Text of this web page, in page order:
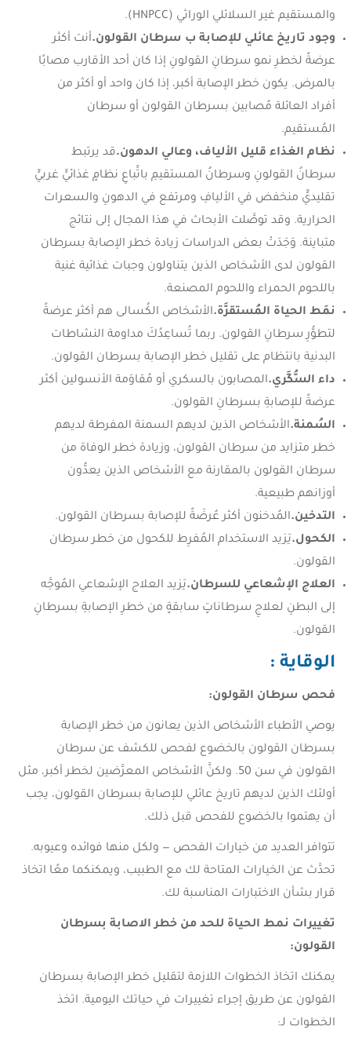
والمستقيم غير السلائلي الوراثي (HNPCC).
وجود تاريخ عائلي للإصابة ب سرطان القولون.أنت أكثر
عرضةً لخطرِ نمو سرطانِ القولونِ إذا كان أحد الأقارب مصابًا
بالمرض. يكون خطر الإصابة أكبر، إذا كان واحد أو أكثر من
أفراد العائلة مُصابين بسرطان القولون أو سرطان
المُستقيم.
نظام الغذاء قليل الألياف، وعالي الدهون.قد يرتبط
سرطانُ القولونِ وسرطانُ المستقيمِ باتِّباعِ نظامٍ غذائيٍّ غربيٍّ
تقليديٍّ منخفض في الأليافِ ومرتفع في الدهونِ والسعرات
الحرارية. وقد توصَّلت الأبحاث في هذا المجال إلى نتائج
متباينة. وَجَدَتْ بعض الدراسات زيادة خطر الإصابة بسرطان
القولون لدى الأشخاص الذين يتناولون وجبات غذائية غنية
باللحوم الحمراء واللحوم المصنعة.
نمَط الحياة المُستقرَّة.الأشخاص الكُسالى هم أكثر عرضةً
لتطوُّرِ سرطانِ القولون. ربما تُساعِدُكَ مداومة النشاطات
البدنية بانتظام على تقليل خطر الإصابة بسرطان القولون.
داء السُّكَّري.المصابون بالسكري أو مُقاوَمة الأنسولين أكثر
عرضةً للإصابةِ بسرطانِ القولون.
السُمنة.الأشخاص الذين لديهم السمنة المفرطة لديهم
خطر متزايد من سرطان القولون، وزيادة خطر الوفاة من
سرطان القولون بالمقارنة مع الأشخاص الذين يعدُّون
أوزانهم طبيعية.
التدخين.المُدخنون أكثر عُرضَةً للإصابة بسرطان القولون.
الكحول.يَزيد الاستخدام المُفرِط للكحول من خطر سرطان
القولون.
العلاج الإشعاعي للسرطان.يَزيد العلاج الإشعاعي المُوجَّه
إلى البطنِ لعلاجِ سرطاناتٍ سابقةٍ من خطرِ الإصابةِ بسرطانِ
القولون.
الوقاية :
فحص سرطان القولون:
يوصي الأطباء الأشخاص الذين يعانون من خطر الإصابة
بسرطان القولون بالخضوع لفحص للكشف عن سرطان
القولون في سن 50. ولكنَّ الأشخاص المعرَّضين لخطر أكبر، مثل
أولئك الذين لديهم تاريخ عائلي للإصابة بسرطان القولون، يجب
أن يهتموا بالخضوع للفحص قبل ذلك.
تتوافر العديد من خيارات الفحص — ولكل منها فوائده وعيوبه.
تحدَّث عن الخيارات المتاحة لك مع الطبيب، ويمكنكما معًا اتخاذ
قرار بشأن الاختبارات المناسبة لك.
تغييرات نمط الحياة للحد من خطر الاصابة بسرطان
القولون:
يمكنك اتخاذ الخطوات اللازمة لتقليل خطر الإصابة بسرطان
القولون عن طريق إجراء تغييرات في حياتك اليومية. اتخذ
الخطوات لـ: